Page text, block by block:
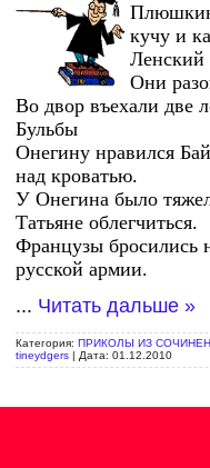
Плюшкин
кучу и
Ленский
Они
Во двор въехали две
Бульбы
Онегину нравился
над кроватью.
У Онегина было
Татьяне облегчиться.
Французы бросились
русской армии.
... Читать дальше »
Категория: ПРИКОЛЫ ИЗ
tineydgers | Дата: 01.12.2010